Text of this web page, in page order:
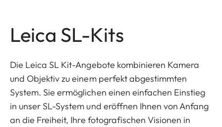
Leica SL-Kits
Die Leica SL Kit-Angebote kombinieren Kamera
und Objektiv zu einem perfekt abgestimmten
System. Sie ermöglichen einen einfachen Einstieg
in unser SL-System und eröffnen Ihnen von Anfang
an die Freiheit, Ihre fotografischen Visionen in